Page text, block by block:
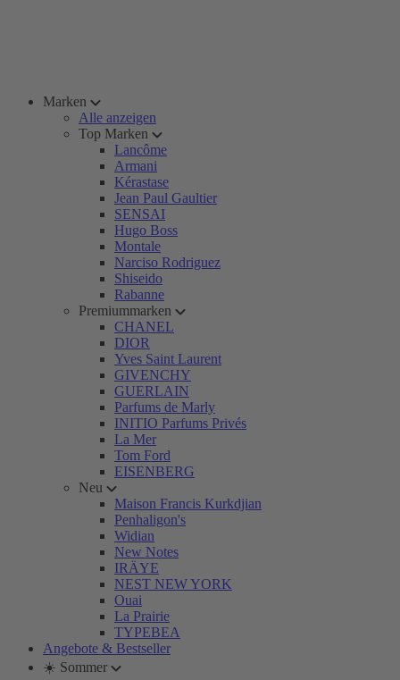
Marken
Alle anzeigen
Top Marken
Lancôme
Armani
Kérastase
Jean Paul Gaultier
SENSAI
Hugo Boss
Montale
Narciso Rodriguez
Shiseido
Rabanne
Premiummarken
CHANEL
DIOR
Yves Saint Laurent
GIVENCHY
GUERLAIN
Parfums de Marly
INITIO Parfums Privés
La Mer
Tom Ford
EISENBERG
Neu
Maison Francis Kurkdjian
Penhaligon's
Widian
New Notes
IRÄYE
NEST NEW YORK
Ouai
La Prairie
TYPEBEA
Angebote & Bestseller
☀️ Sommer